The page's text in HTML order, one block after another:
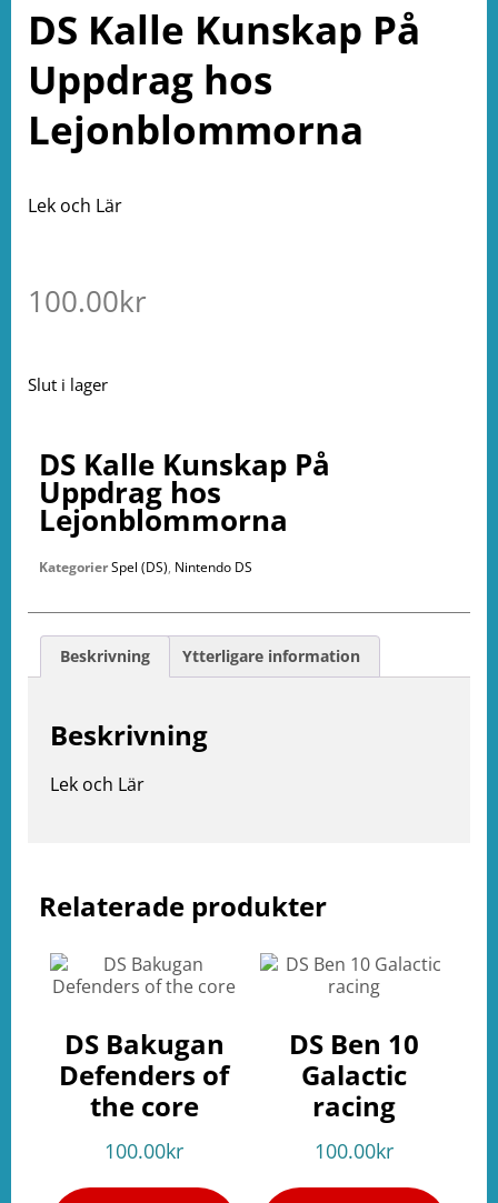
DS Kalle Kunskap På
Uppdrag hos
Lejonblommorna
Lek och Lär
100.00kr
Slut i lager
Relaterade produkter
DS Bakugan
Defenders of
the core
100.00kr
DS Ben 10
Galactic
racing
100.00kr
DS Kalle Kunskap På
Uppdrag hos
Lejonblommorna
KategorierSpel (DS), Nintendo DS
Beskrivning Ytterligare information
Beskrivning
Lek och Lär